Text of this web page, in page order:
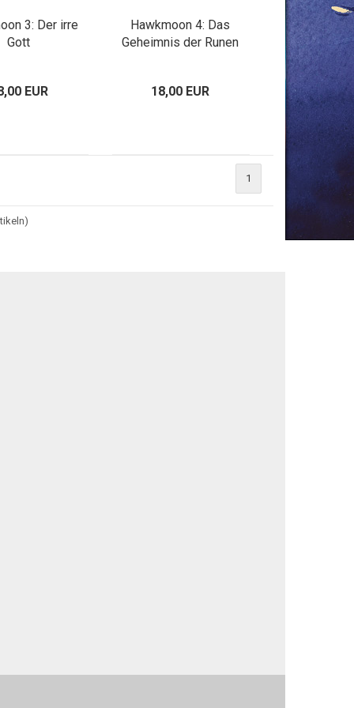
3: Der irre
Gott
EUR
Hawkmoon 4: Das
Geheimnis der Runen
18,00 EUR
1